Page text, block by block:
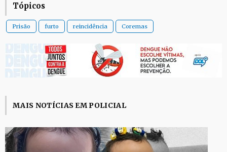
Tópicos
Prisão furto reincidência Coremas
MAIS NOTÍCIAS EM POLICIAL